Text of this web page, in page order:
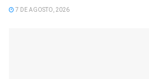
7 DE AGOSTO, 2026